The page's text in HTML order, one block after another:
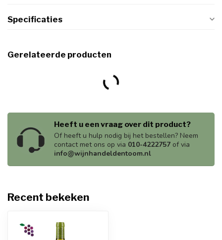
Specificaties
Gerelateerde producten
Heeft u een vraag over dit product?
Of heeft u hulp nodig bij het bestellen? Neem
contact met ons op via 010-4222757 of via
info@wijnhandeldentoom.nl
Recent bekeken